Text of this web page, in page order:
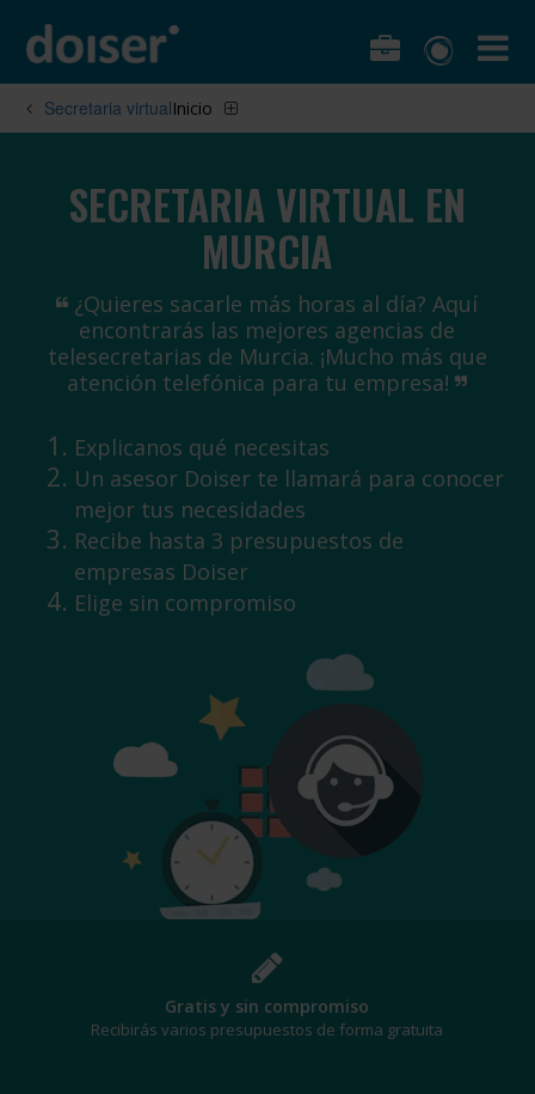
Secretaria virtualInicio
SECRETARIA VIRTUAL EN
MURCIA
¿Quieres sacarle más horas al día? Aquí
encontrarás las mejores agencias de
telesecretarias de Murcia. ¡Mucho más que
atención telefónica para tu empresa!
Explicanos qué necesitas
Un asesor Doiser te llamará para conocer
mejor tus necesidades
Recibe hasta 3 presupuestos de
empresas Doiser
Elige sin compromiso
¡Al mejor precio!
Te beneficiarás de los mejores descuentos